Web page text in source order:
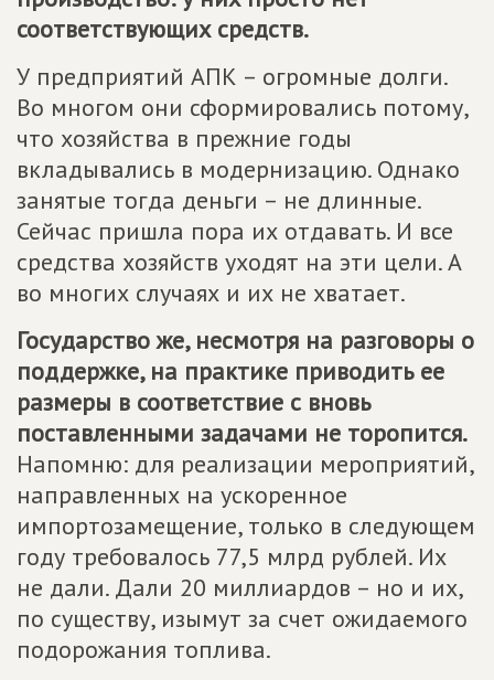
соответствующих средств.
У предприятий АПК – огромные долги.
Во многом они сформировались потому,
что хозяйства в прежние годы
вкладывались в модернизацию. Однако
занятые тогда деньги – не длинные.
Сейчас пришла пора их отдавать. И все
средства хозяйств уходят на эти цели. А
во многих случаях и их не хватает.
Государство же, несмотря на разговоры о
поддержке, на практике приводить ее
размеры в соответствие с вновь
поставленными задачами не торопится.
Напомню: для реализации мероприятий,
направленных на ускоренное
импортозамещение, только в следующем
году требовалось 77,5 млрд рублей. Их
не дали. Дали 20 миллиардов – но и их,
по существу, изымут за счет ожидаемого
подорожания топлива.